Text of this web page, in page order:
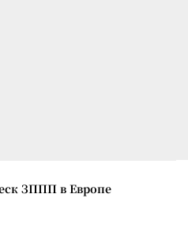
ЗППП в Европе